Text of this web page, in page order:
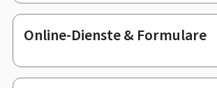
Online-Dienste & Formulare